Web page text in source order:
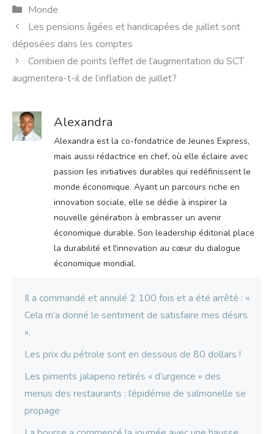
Catégories
Monde
Les pensions âgées et handicapées de juillet sont
déposées dans les comptes
Combien de points l’effet de l’augmentation du SCT
augmentera-t-il de l’inflation de juillet?
Alexandra
Alexandra est la co-fondatrice de Jeunes Express,
mais aussi rédactrice en chef, où elle éclaire avec
passion les initiatives durables qui redéfinissent le
monde économique. Ayant un parcours riche en
innovation sociale, elle se dédie à inspirer la
nouvelle génération à embrasser un avenir
économique durable. Son leadership éditorial place
la durabilité et l'innovation au cœur du dialogue
économique mondial.
Il a commandé et annulé 2 100 fois et a été arrêté : «
Cela m’a donné le sentiment de satisfaire mes désirs
».
Les prix du pétrole sont en dessous de 80 dollars !
Les piments jalapeno retirés « d’urgence » des
menus des restaurants : l’épidémie de salmonelle se
propage